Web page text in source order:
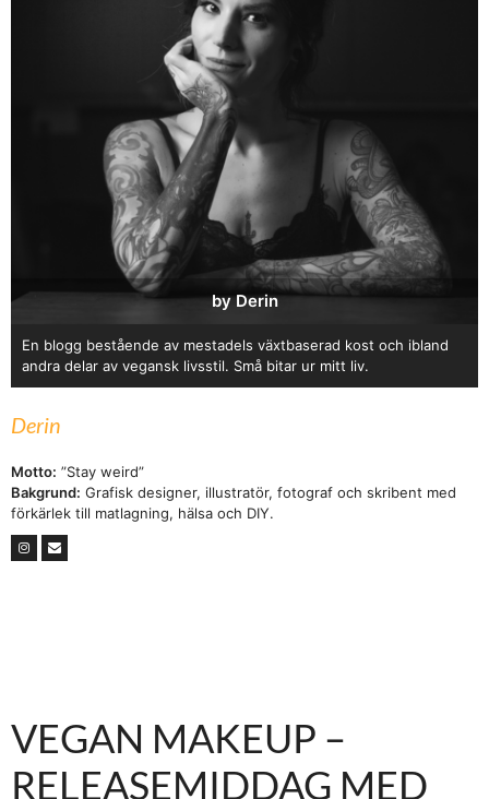
by Derin
En blogg bestående av mestadels växtbaserad kost och ibland
andra delar av vegansk livsstil. Små bitar ur mitt liv.
Derin
Motto: ”Stay weird”
Bakgrund: Grafisk designer, illustratör, fotograf och skribent med
förkärlek till matlagning, hälsa och DIY.
VEGAN MAKEUP –
RELEASEMIDDAG MED